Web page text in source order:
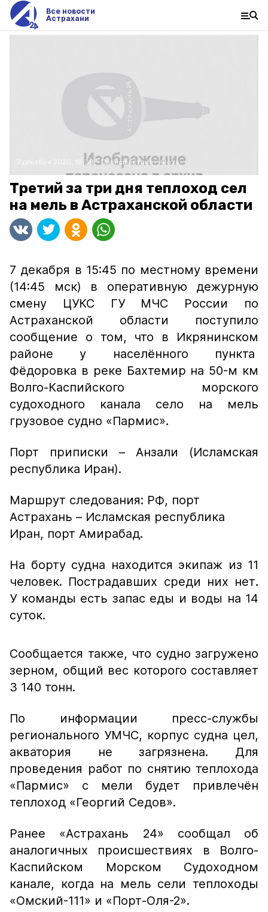
Все новости
Астрахани
7 декабря 2020, 18:38 Происшествия Фото:
Третий за три дня теплоход сел
на мель в Астраханской области
7 декабря в 15:45 по местному времени
(14:45 мск) в оперативную дежурную
смену ЦУКС ГУ МЧС России по
Астраханской области поступило
сообщение о том, что в Икрянинском
районе у населённого пункта
Фёдоровка в реке Бахтемир на 50-м км
Волго-Каспийского морского
судоходного канала село на мель
грузовое судно «Пармис».
Порт приписки – Анзали (Исламская
республика Иран).
Маршрут следования: РФ, порт
Астрахань – Исламская республика
Иран, порт Амирабад.
На борту судна находится экипаж из 11
человек. Пострадавших среди них нет.
У команды есть запас еды и воды на 14
суток.
Сообщается также, что судно загружено
зерном, общий вес которого составляет
3 140 тонн.
По информации пресс-службы
регионального УМЧС, корпус судна цел,
акватория не загрязнена. Для
проведения работ по снятию теплохода
«Пармис» с мели будет привлечён
теплоход «Георгий Седов».
Ранее «Астрахань 24» сообщал об
аналогичных происшествиях в Волго-
Каспийском Морском Судоходном
канале, когда на мель сели теплоходы
«Омский-111» и «Порт-Оля-2».